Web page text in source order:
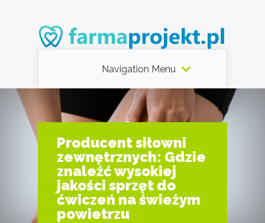
Navigation Menu
Producent siłowni
zewnętrznych: Gdzie
znaleźć wysokiej
jakości sprzęt do
ćwiczeń na świeżym
powietrzu